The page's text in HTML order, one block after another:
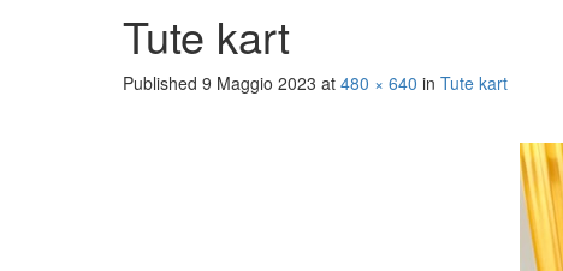
Tute kart
Published 9 Maggio 2023 at 480 × 640 in Tute kart